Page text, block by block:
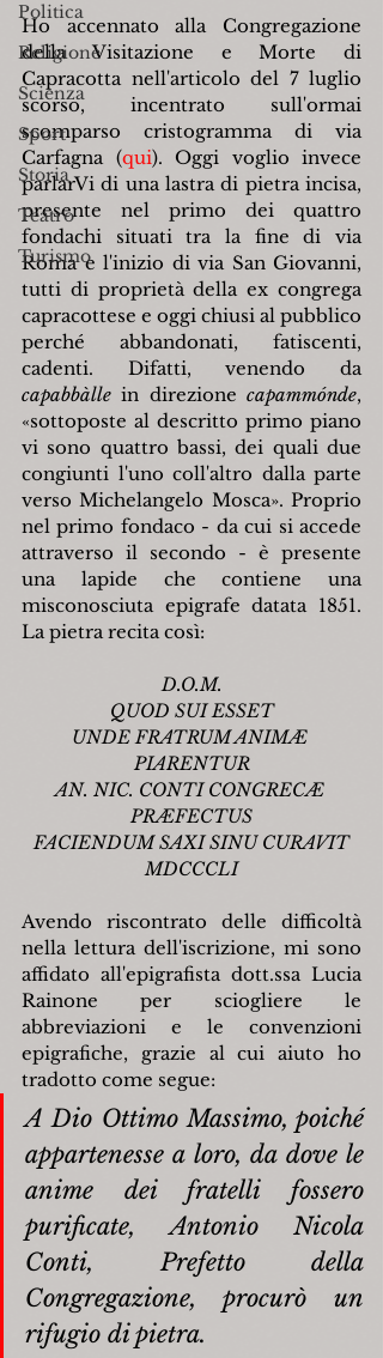
Politica
Religione
Scienza
Sport
Storia
Teatro
Turismo
Ho accennato alla Congregazione
della Visitazione e Morte di
Capracotta nell'articolo del 7 luglio
scorso, incentrato sull'ormai
scomparso cristogramma di via
Carfagna (qui). Oggi voglio invece
parlarVi di una lastra di pietra incisa,
presente nel primo dei quattro
fondachi situati tra la fine di via
Roma e l'inizio di via San Giovanni,
tutti di proprietà della ex congrega
capracottese e oggi chiusi al pubblico
perché abbandonati, fatiscenti,
capabbàlle in direzione capammónde,
«sottoposte al descritto primo piano
vi sono quattro bassi, dei quali due
congiunti l'uno coll'altro dalla parte
verso Michelangelo Mosca». Proprio
nel primo fondaco - da cui si accede
attraverso il secondo - è presente
una lapide che contiene una
misconosciuta epigrafe datata 1851.
La pietra recita così:
D.O.M.
QUOD SUI ESSET
UNDE FRATRUM ANIMÆ
PIARENTUR
AN. NIC. CONTI CONGRECÆ
PRÆFECTUS
FACIENDUM SAXI SINU CURAVIT
MDCCCLI
Avendo riscontrato delle difficoltà
nella lettura dell'iscrizione, mi sono
affidato all'epigrafista dott.ssa Lucia
Rainone per sciogliere le
abbreviazioni e le convenzioni
epigrafiche, grazie al cui aiuto ho
tradotto come segue:
A Dio Ottimo Massimo, poiché
appartenesse a loro, da dove le
anime dei fratelli fossero
purificate, Antonio Nicola
Conti, Prefetto della
Congregazione, procurò un
rifugio di pietra.